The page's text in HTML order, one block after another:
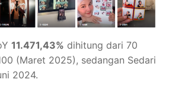
11.471,43% dihitung dari 70
(Maret 2025), sedangan Sedari
2024.